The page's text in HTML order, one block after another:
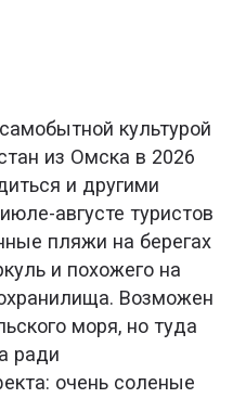
культурой
из Омска в 2026
и другими
августе туристов
пляжи на берегах
и похожего на
Возможен
моря, но туда
ради
очень соленые